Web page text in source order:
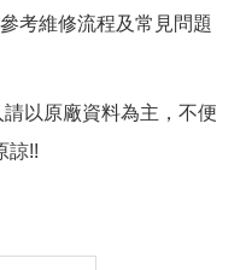
考維修流程及常見問題
以原廠資料為主，不便
諒!!